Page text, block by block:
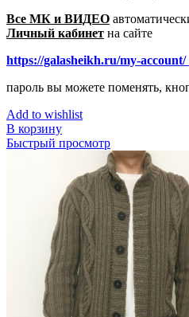
Все МК и ВИДЕО
Личный кабинет на сайте
https://galasheikh.ru/my-account/
пароль вы можете поменять,
Add to wishlist
В корзину
Быстрый просмотр